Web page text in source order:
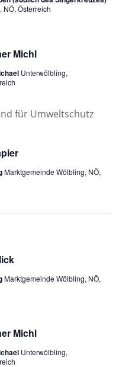
Österreich
Michl
Unterwölbling,
Marktgemeinde Wölbling, NÖ,
Marktgemeinde Wölbling, NÖ,
Michl
Unterwölbling,